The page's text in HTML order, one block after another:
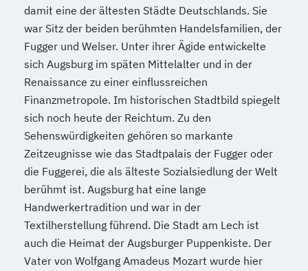
damit eine der ältesten Städte Deutschlands. Sie
war Sitz der beiden berühmten Handelsfamilien, der
Fugger und Welser. Unter ihrer Ägide entwickelte
sich Augsburg im späten Mittelalter und in der
Renaissance zu einer einflussreichen
Finanzmetropole. Im historischen Stadtbild spiegelt
sich noch heute der Reichtum. Zu den
Sehenswürdigkeiten gehören so markante
Zeitzeugnisse wie das Stadtpalais der Fugger oder
die Fuggerei, die als älteste Sozialsiedlung der Welt
berühmt ist. Augsburg hat eine lange
Handwerkertradition und war in der
Textilherstellung führend. Die Stadt am Lech ist
auch die Heimat der Augsburger Puppenkiste. Der
Vater von Wolfgang Amadeus Mozart wurde hier